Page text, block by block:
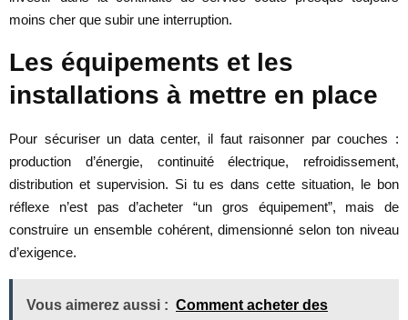
moins cher que subir une interruption.
Les équipements et les
installations à mettre en place
Pour sécuriser un data center, il faut raisonner par couches :
production d’énergie, continuité électrique, refroidissement,
distribution et supervision. Si tu es dans cette situation, le bon
réflexe n’est pas d’acheter “un gros équipement”, mais de
construire un ensemble cohérent, dimensionné selon ton niveau
d’exigence.
Vous aimerez aussi : Comment acheter des